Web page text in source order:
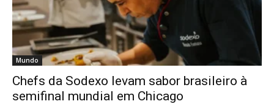
Mundo
Chefs da Sodexo levam sabor brasileiro à
semifinal mundial em Chicago